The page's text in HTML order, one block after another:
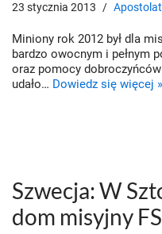
23 stycznia 2013 Apostolat
Miniony rok 2012 był dla
bardzo owocnym i pełnym
oraz pomocy
udało… Dowiedz się więcej »
Szwecja: W
dom misyjny